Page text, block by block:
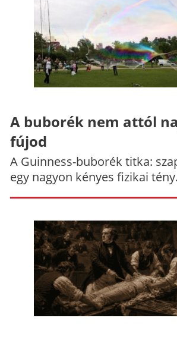
A buborék nem attól
fújod
A Guinness-buborék titka:
egy nagyon kényes fizikai tény.